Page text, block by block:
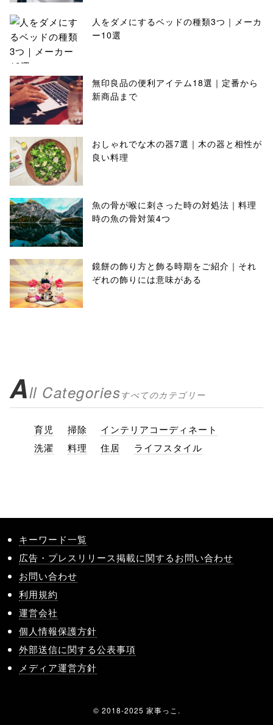
人をダメにするベッドの種類3つ｜メーカ
ー10選
無印良品の便利アイテム18選｜定番から
新商品まで
おしゃれでな木の器7選｜木の器と相性が
良い料理
魚の骨が喉に刺さった時の対処法｜料理
時の魚の骨対策4つ
鏡餅の飾り方と飾る時期をご紹介｜それ
ぞれの飾りには意味がある
All Categoriesすべてのカテゴリー
育児 掃除
インテリアコーディネート
洗濯
料理 住居 ライフスタイル
キーワード一覧
広告・プレスリリース掲載に関するお問い合わせ
お問い合わせ
利用規約
運営会社
個人情報保護方針
外部送信に関する公表事項
メディア運営方針
© 2018-2025 家事っこ.